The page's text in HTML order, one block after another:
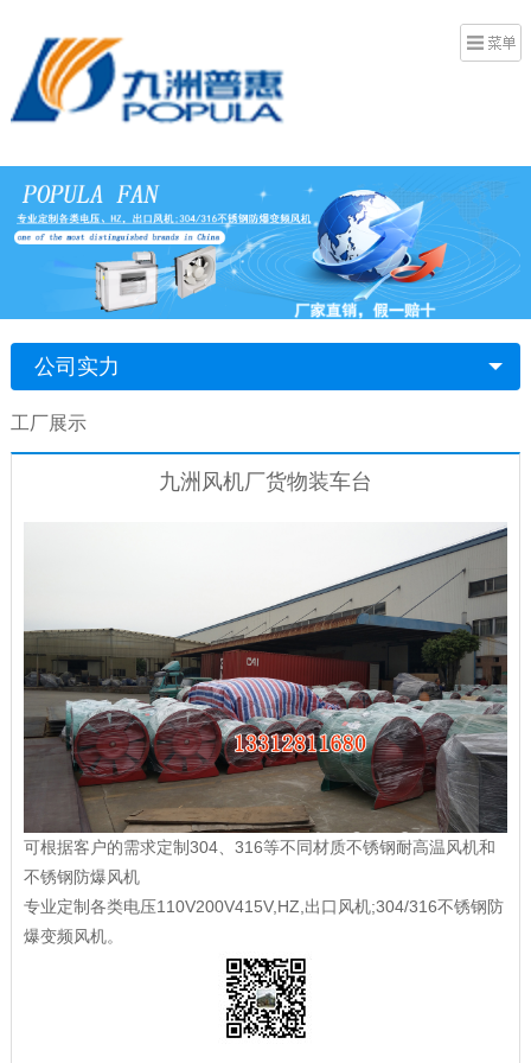
公司实力
工厂展示
九洲风机厂货物装车台
可根据客户的需求定制304、316等不同材质不锈钢耐高温风机和
不锈钢防爆风机
专业定制各类电压110V200V415V,HZ,出口风机;304/316不锈钢防
爆变频风机。